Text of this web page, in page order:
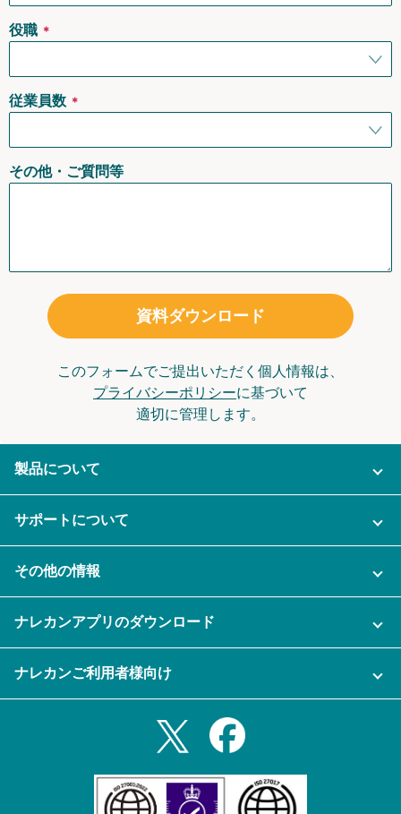
役職 ＊
従業員数 ＊
その他・ご質問等
資料ダウンロード
このフォームでご提出いただく個人情報は、
プライバシーポリシーに基づいて
適切に管理します。
製品について
ご利用企業様の声
セキュリティ
資料をダウンロードする
メール自動転送機能
サポートについて
充実サポート
その他の情報
セミナー一覧
プライバシーポリシー
ナレカンアプリのダウンロード
Androidタブレットアプリ
ナレカンご利用者様向け